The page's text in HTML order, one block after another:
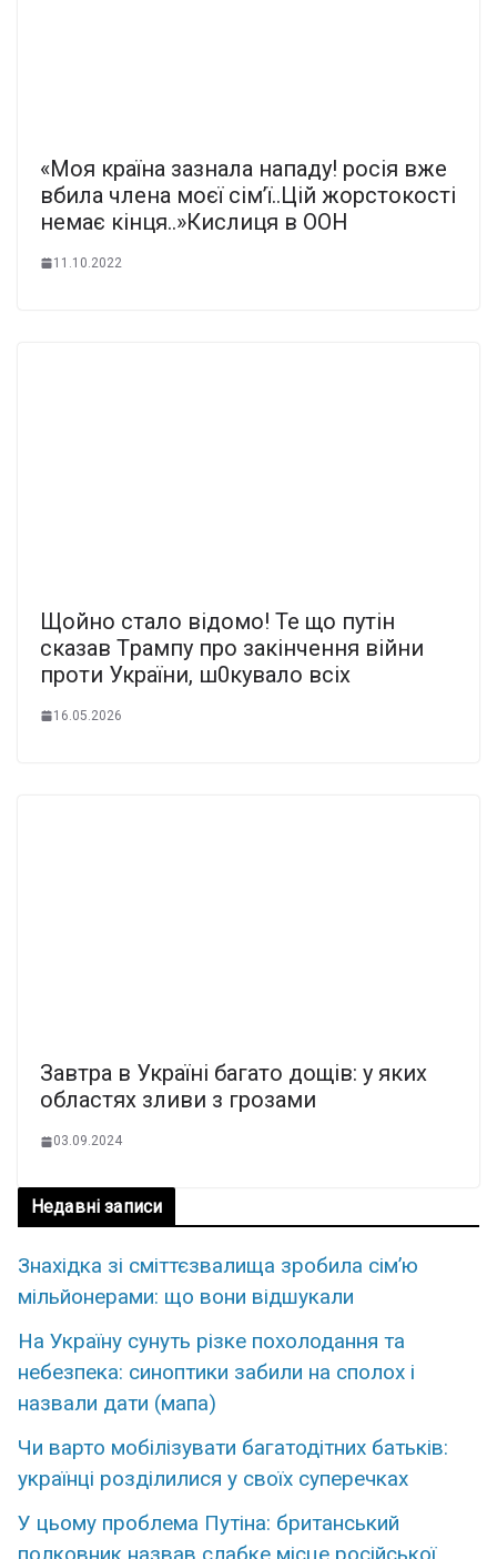
«Моя країна зазнала нападу! росія вже
вбила члена моєї сім’ї..Цій жорстокості
немає кінця..»Кислиця в ООН
11.10.2022
Щoйно стaло відoмо! Те що пyтін
сказав Тpампу про закiнчення вiйни
пpоти Укpаїни, ш0кувало вcіх
16.05.2026
Завтра в Україні багато дощів: у яких
областях зливи з грозами
03.09.2024
Недавні записи
Знахідка зі сміттєзвалища зробила сім’ю
мільйонерами: що вони відшукали
На Україну сунуть різке похолодання та
небезпека: синоптики забили на сполох і
назвали дати (мапа)
Чи варто мобілізувати багатодітних батьків:
українці розділилися у своїх суперечках
У цьому проблема Путіна: британський